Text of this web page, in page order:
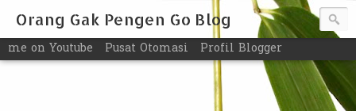
Orang Gak Pengen Go Blog
me on Youtube Pusat Otomasi Profil Blogger